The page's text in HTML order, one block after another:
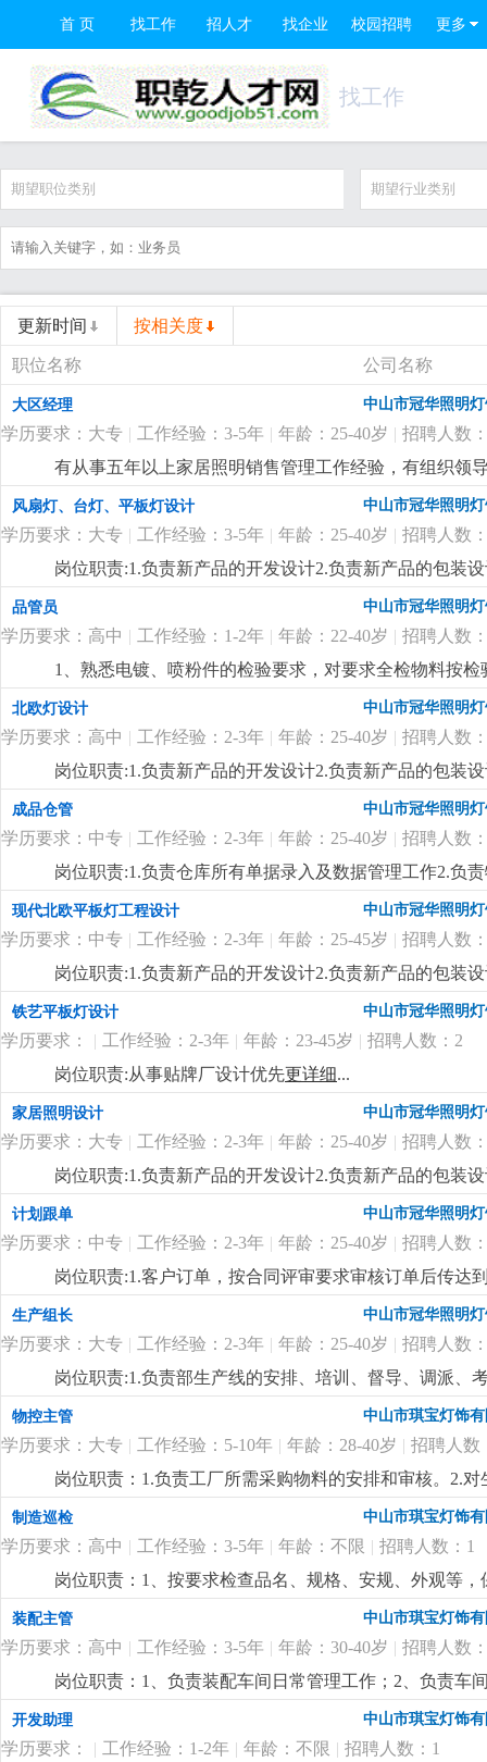
首 页 找工作 招人才 找企业 校园招聘 更多
找工作
期望职位类别 期望行业类别
更新时间 按相关度
职位名称 公司名称
大区经理 中山市冠华照明
学历要求：大专 | 工作经验：3-5年 | 年龄：25-40岁 | 招聘人数
有从事五年以上家居照明销售管理工作经验，有组织领
排，熟悉当地市场。更详细...
风扇灯、台灯、平板灯设计 中山市冠华照明
学历要求：大专 | 工作经验：3-5年 | 年龄：25-40岁 | 招聘人数
岗位职责:1.负责新产品的开发设计2.负责新产品的包装
制定新产品的工艺流程岗位要求:1.大专以上学历，产品
功底3.有二年灯饰行业灯饰产品设计工作经验4.有欧、
品管员 中山市冠华照明
学历要求：高中 | 工作经验：1-2年 | 年龄：22-40岁 | 招聘人数
1、熟悉电镀、喷粉件的检验要求，对要求全检物料按
良品贴不合格标通知仓库退供应商。 3、能看懂产品结
4、对所检验的产品能及时按公司要求填写检验报告，
北欧灯设计 中山市冠华照明
学历要求：高中 | 工作经验：2-3年 | 年龄：25-40岁 | 招聘人数
岗位职责:1.负责新产品的开发设计2.负责新产品的包装
制定新产品的工艺流程岗位要求:1.高中以上学历，产品
功底3.有二年灯饰行业灯饰产品设计工作经验4.有北欧
七八（余先生）更详细...
成品仓管 中山市冠华照明
学历要求：中专 | 工作经验：2-3年 | 年龄：25-40岁 | 招聘人数
岗位职责:1.负责仓库所有单据录入及数据管理工作2.负
上学历，25-40岁2.对数据敏感，有责任心3.一年以上仓
现代北欧平板灯工程设计 中山市冠华照明
学历要求：中专 | 工作经验：2-3年 | 年龄：25-45岁 | 招聘人数
岗位职责:1.负责新产品的开发设计2.负责新产品的包装
制定新产品的工艺流程岗位要求:1.中专以上学历，产品
功底3.有二年灯饰行业灯饰产品设计工作经验4.有欧、
铁艺平板灯设计 中山市冠华照明
学历要求： | 工作经验：2-3年 | 年龄：23-45岁 | 招聘人数：2
岗位职责:从事贴牌厂设计优先更详细...
家居照明设计 中山市冠华照明
学历要求：大专 | 工作经验：2-3年 | 年龄：25-40岁 | 招聘人数
岗位职责:1.负责新产品的开发设计2.负责新产品的包装
制定新产品的工艺流程岗位要求:1.大专以上学历，产品
功底3.有二年灯饰行业灯饰产品设计工作经验4.有欧、
计划跟单 中山市冠华照明
学历要求：中专 | 工作经验：2-3年 | 年龄：25-40岁 | 招聘人数
岗位职责:1.客户订单，按合同评审要求审核订单后传达
2.根据生产部反馈信息掌握生产进度及欠料、品质问题
安排生产，跟踪样品进度及客户确认结果。安排送样、
知相关部门5.客户资信、客户订单、文件分发的整理和
记、初步处理、信息传递及处理结果跟踪7.经常与客户
wod等办公软件；。自制成品输入、输出月结及成品电
顾客满意度测量程序对客户满意度进行调查及汇总分析
守则外，心须遵守公司制定的工作守则，有违反守则的
优先考虑2.有较好的沟通表达能力及服务意识，具有两
责任心，办事严谨4.熟练电脑操作及office办公软件，具
以及语言表达能力
生产组长 中山市冠华照明
学历要求：大专 | 工作经验：2-3年 | 年龄：25-40岁 | 招聘人数
岗位职责:1.负责部生产线的安排、培训、督导、调派、
掌握属员之心态与动向，及时反映属员之情况，并研拟
融入公司文化、热爱公司、热爱本行业、为公司创造效
生产任务、生产顺序及完成期限，产前说明并严格执行
况，调控好生产序次与进度，带领团队按时、保质、保
施且督导实施，确定指标产量并贯彻达成 4.负责安排人
中之自我品质控制及物料损耗有效管制之督导 6.负责品
执行，上报处理异常 8.负责安排人员执行不良品、不合
之编制、审核、分析与呈报10.负责作业现场6s工作及
要求:1.1年以上生产现场管理工作经验,有电子产品生产
量控制及生产效率提升4.生产现场''6s‘管理更详细...
物控主管 中山市琪宝灯饰
学历要求：大专 | 工作经验：5-10年 | 年龄：28-40岁 | 招聘人数
岗位职责：1.负责工厂所需采购物料的安排和审核。2.
了解。4.负责采购员、计划员和车辆的管理。5.监督车
历，电脑精通；2.5年以上非标工程灯饰企业计划管理
控制能力，有较强的管理、组织、协调、沟通能力；4.
制造巡检 中山市琪宝灯饰
学历要求：高中 | 工作经验：3-5年 | 年龄：不限 | 招聘人数：1
岗位职责：1、按要求检查品名、规格、安规、外观等
悉酒店工程灯饰结构、安规要求，整体效果，表面加工
装配主管 中山市琪宝灯饰
学历要求：高中 | 工作经验：3-5年 | 年龄：30-40岁 | 招聘人数
岗位职责：1、负责装配车间日常管理工作；2、负责车
经验；2、熟悉灯饰（工程灯、非标灯饰）装配流程优先
开发助理 中山市琪宝灯饰
学历要求： | 工作经验：1-2年 | 年龄：不限 | 招聘人数：1